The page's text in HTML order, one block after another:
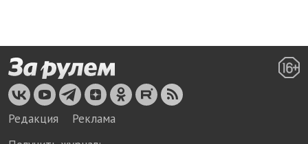
Редакция
Реклама